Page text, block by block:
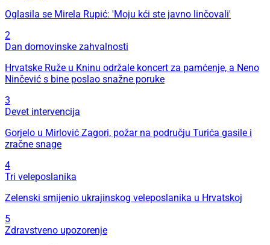
Oglasila se Mirela Rupić: 'Moju kći ste javno linčovali'
2
Dan domovinske zahvalnosti
Hrvatske Ruže u Kninu održale koncert za pamćenje, a Neno
Ninčević s bine poslao snažne poruke
3
Devet intervencija
Gorjelo u Mirlović Zagori, požar na području Turića gasile i
zračne snage
4
Tri veleposlanika
Zelenski smijenio ukrajinskog veleposlanika u Hrvatskoj
5
Zdravstveno upozorenje